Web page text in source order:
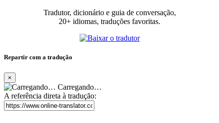
Tradutor, dicionário e guia de conversação,
20+ idiomas, traduções favoritas.
Repartir com a tradução
×
Carregando…
A referência direta à tradução: